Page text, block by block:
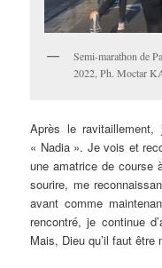
Semi-marathon de
2022, Ph. Moctar
Après le ravitaillement,
« Nadia ». Je vois et
une amatrice de course
sourire, me
avant comme
rencontré, je continue
Mais, Dieu qu’il faut